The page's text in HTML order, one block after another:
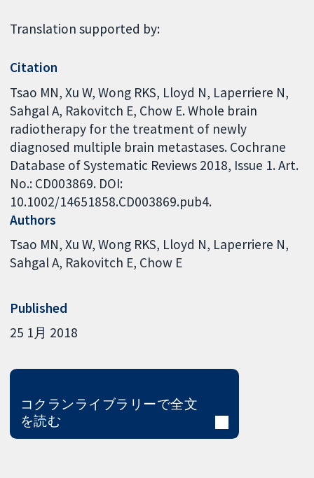
Translation supported by:
Citation
Tsao MN, Xu W, Wong RKS, Lloyd N, Laperriere N,
Sahgal A, Rakovitch E, Chow E. Whole brain
radiotherapy for the treatment of newly
diagnosed multiple brain metastases. Cochrane
Database of Systematic Reviews 2018, Issue 1. Art.
No.: CD003869. DOI:
10.1002/14651858.CD003869.pub4.
Authors
Tsao MN Xu W Wong RKS Lloyd N Laperriere N
Sahgal A Rakovitch E Chow E
Published
25 1月 2018
コクランライブラリーで全文
を読む